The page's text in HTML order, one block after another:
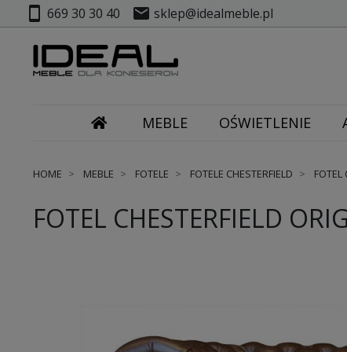
smartphone 669 30 30 40 mail sklep@idealmeble.pl
MEBLE OŚWIETLENIE
HOME MEBLE FOTELE FOTELE CHESTERFIELD FOTEL
FOTEL CHESTERFIELD